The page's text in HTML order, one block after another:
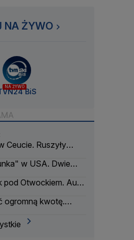
NA ŻYWO
NA ŻYWO
BiS
Ceucie. Ruszyły
w USA. Dwie
pod Otwockiem. Auto
ogromną kwotę.